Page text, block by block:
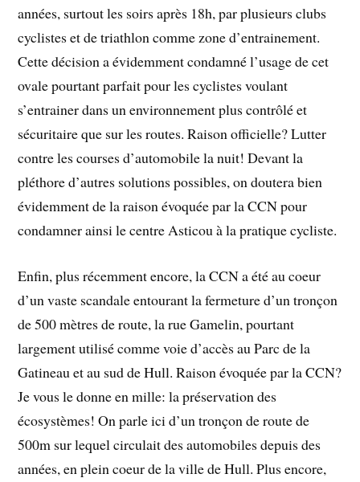
années, surtout les soirs après 18h, par plusieurs clubs
cyclistes et de triathlon comme zone d’entrainement.
Cette décision a évidemment condamné l’usage de cet
ovale pourtant parfait pour les cyclistes voulant
s’entrainer dans un environnement plus contrôlé et
sécuritaire que sur les routes. Raison officielle? Lutter
contre les courses d’automobile la nuit! Devant la
pléthore d’autres solutions possibles, on doutera bien
évidemment de la raison évoquée par la CCN pour
condamner ainsi le centre Asticou à la pratique cycliste.
Enfin, plus récemment encore, la CCN a été au coeur
d’un vaste scandale entourant la fermeture d’un tronçon
de 500 mètres de route, la rue Gamelin, pourtant
largement utilisé comme voie d’accès au Parc de la
Gatineau et au sud de Hull. Raison évoquée par la CCN?
Je vous le donne en mille: la préservation des
écosystèmes! On parle ici d’un tronçon de route de
500m sur lequel circulait des automobiles depuis des
années, en plein coeur de la ville de Hull. Plus encore,